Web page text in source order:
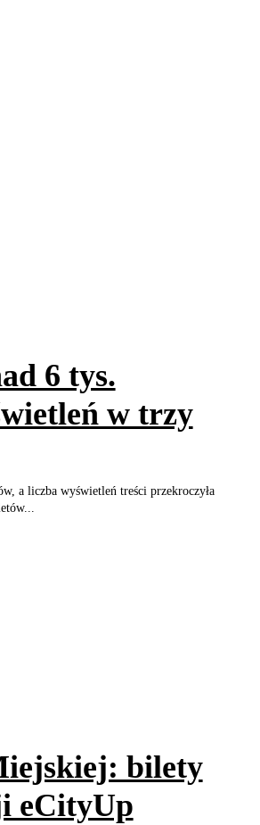
6 tys.
w trzy
a liczba wyświetleń treści przekroczyła
bilety
eCityUp